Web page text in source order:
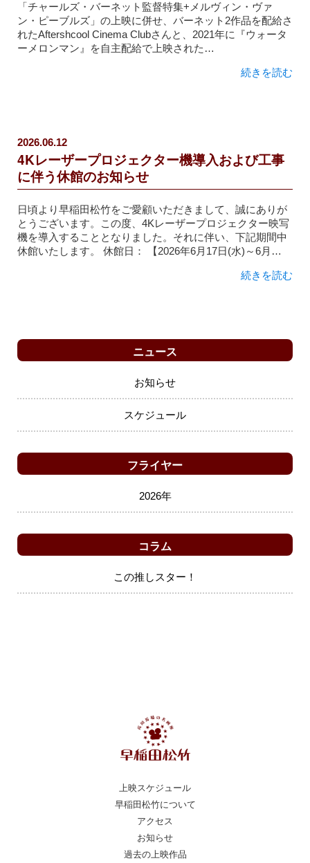
「チャールズ・バーネット監督特集+メルヴィン・ヴァ
ン・ピーブルズ」の上映に併せ、バーネット2作品を配給さ
れたAftershcool Cinema Clubさんと、2021年に『ウォータ
ーメロンマン』を自主配給で上映された…
続きを読む
2026.06.12
4Kレーザープロジェクター機導入および工事
に伴う休館のお知らせ
日頃より早稲田松竹をご愛顧いただきまして、誠にありが
とうございます。この度、4Kレーザープロジェクター映写
機を導入することとなりました。それに伴い、下記期間中
休館いたします。 休館日： 【2026年6月17日(水)～6月…
続きを読む
ニュース
お知らせ
スケジュール
フライヤー
2026年
コラム
この推しスター！
上映スケジュール
早稲田松竹について
アクセス
お知らせ
過去の上映作品